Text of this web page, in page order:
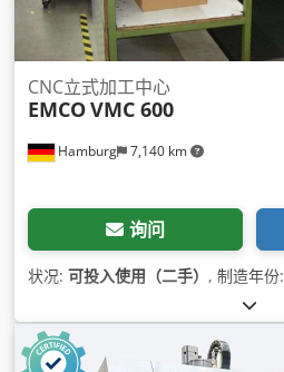
Hamburg 7,140 km
CNC立式加工中心
EMCOVMC 600
询问
状况: 可投入使用（二手） , 制造年份: